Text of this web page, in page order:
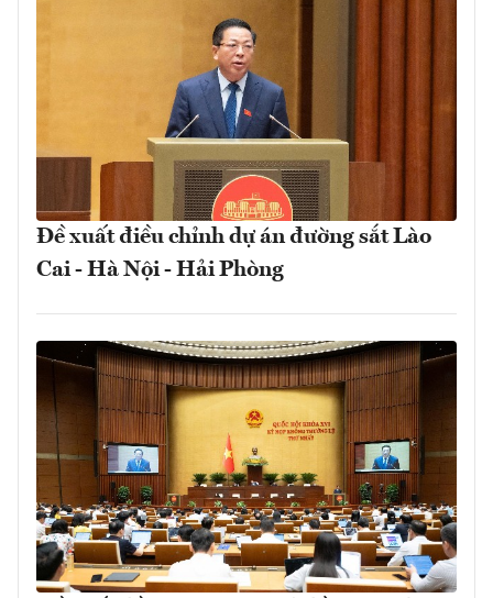
Đề xuất điều chỉnh dự án đường sắt Lào
Cai - Hà Nội - Hải Phòng